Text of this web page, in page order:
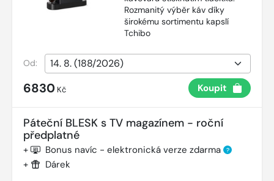
Rozmanitý výběr káv díky
širokému sortimentu kapslí
Tchibo
Od:
6830 Kč Koupit
Páteční BLESK s TV magazínem - roční
předplatné
+ Bonus navíc - elektronická verze zdarma ?
+ Dárek